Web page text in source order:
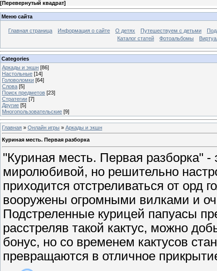
[Перевернутый квадрат]
Меню сайта
Главная страница Информация о сайте О детях Путешествуем с детьми
Каталог статей
Фотоальбомы
Categories
Аркады и экшн [86]
Настольные [14]
Головоломки [64]
Слова [5]
Поиск предметов [23]
Стратегии [7]
Другие [5]
Многопользовательские [9]
Главная » Онлайн игры » Аркады и экшн
Куриная месть. Первая разборка
"Куриная месть. Первая разборка" -
миролюбивой, но решительно
приходится отстреливаться от орд
вооружены огромными вилками и
Подстреленные курицей папуасы
расстреляв такой кактус, можно
бонус, но со временем кактусов
превращаются в отличное